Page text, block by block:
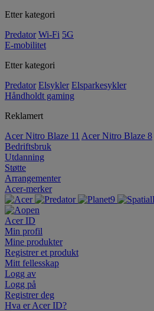
Etter kategori
Predator Wi-Fi 5G
E-mobilitet
Etter kategori
Predator Elsykler Elsparkesykler
Håndholdt gaming
Reklamert
Acer Nitro Blaze 11 Acer Nitro Blaze 8
Bedriftsbruk
Utdanning
Støtte
Arrangementer
Acer-merker
Acer ID
Min profil
Mine produkter
Registrer et produkt
Mitt fellesskap
Logg av
Logg på
Registrer deg
Hva er Acer ID?